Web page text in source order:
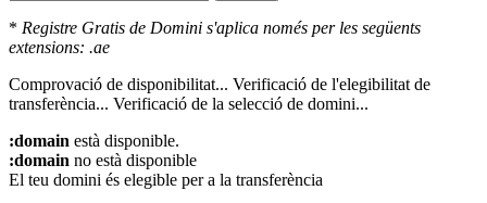
* Registre Gratis de Domini s'aplica només per les següents
extensions: .ae
Comprovació de disponibilitat... Verificació de l'elegibilitat de
transferència... Verificació de la selecció de domini...
:domain està disponible.
:domain no està disponible
El teu domini és elegible per a la transferència